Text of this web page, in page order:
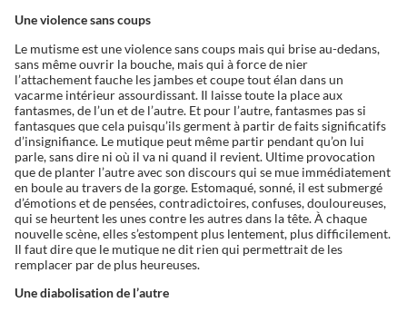
Une violence sans coups
Le mutisme est une violence sans coups mais qui brise au-dedans,
sans même ouvrir la bouche, mais qui à force de nier
l’attachement fauche les jambes et coupe tout élan dans un
vacarme intérieur assourdissant. Il laisse toute la place aux
fantasmes, de l’un et de l’autre. Et pour l’autre, fantasmes pas si
fantasques que cela puisqu’ils germent à partir de faits significatifs
d’insignifiance. Le mutique peut même partir pendant qu’on lui
parle, sans dire ni où il va ni quand il revient. Ultime provocation
que de planter l’autre avec son discours qui se mue immédiatement
en boule au travers de la gorge. Estomaqué, sonné, il est submergé
d’émotions et de pensées, contradictoires, confuses, douloureuses,
qui se heurtent les unes contre les autres dans la tête. À chaque
nouvelle scène, elles s’estompent plus lentement, plus difficilement.
Il faut dire que le mutique ne dit rien qui permettrait de les
remplacer par de plus heureuses.
Une diabolisation de l’autre